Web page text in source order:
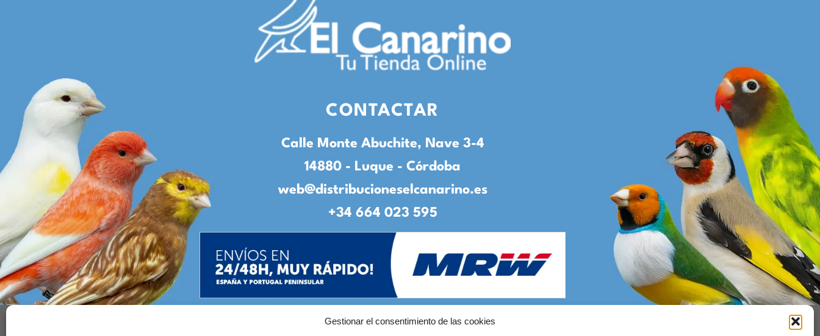
Gestionar el consentimiento de las cookies
CONTACTAR
Calle Monte Abuchite, Nave 3-4
14880 - Luque - Córdoba
web@distribucioneselcanarino.es
+34 664 023 595
Incidencias|Devoluciones |Condiciones generales